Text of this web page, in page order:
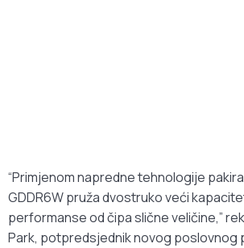
“Primjenom napredne tehnologije
GDDR6W pruža dvostruko veći
performanse od čipa slične veličine,”
Park, potpredsjednik novog poslovnog